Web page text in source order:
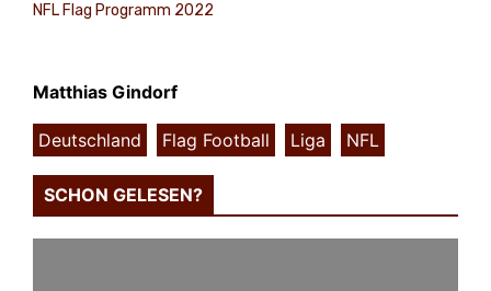
NFL Flag Programm 2022
Matthias Gindorf
Deutschland Flag Football Liga NFL
SCHON GELESEN?